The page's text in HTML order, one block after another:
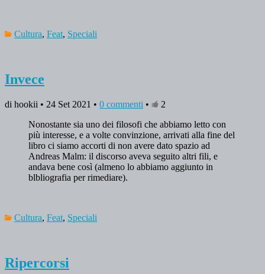
Cultura, Feat, Speciali
Invece
di hookii • 24 Set 2021 • 0 commenti •
2
Nonostante sia uno dei filosofi che abbiamo letto con
più interesse, e a volte convinzione, arrivati alla fine del
libro ci siamo accorti di non avere dato spazio ad
Andreas Malm: il discorso aveva seguito altri fili, e
andava bene così (almeno lo abbiamo aggiunto in
blbliografia per rimediare).
Cultura, Feat, Speciali
Ripercorsi